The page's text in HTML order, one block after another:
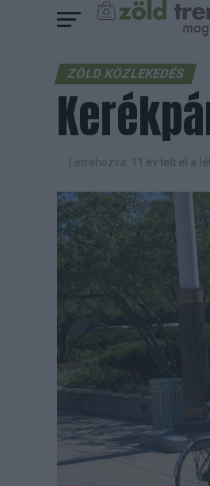
ZÖLD KÖZLEKEDÉS
Létrehozva: 11 év telt el a